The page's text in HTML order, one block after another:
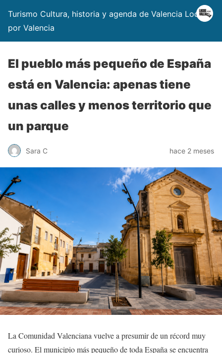
Turismo Cultura, historia y agenda de Valencia Locos
por Valencia
El pueblo más pequeño de España
está en Valencia: apenas tiene
unas calles y menos territorio que
un parque
Sara C hace 2 meses
La Comunidad Valenciana vuelve a presumir de un récord muy
curioso. El municipio más pequeño de toda España se encuentra